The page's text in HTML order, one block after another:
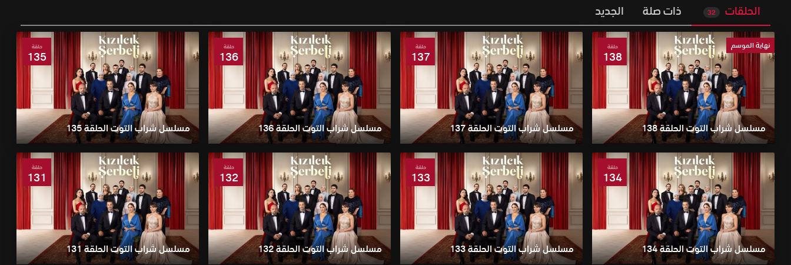
الحلقات 32 ذات صلة الجديد
نهاية الموسم حلقة
138
مسلسل شراب التوت الحلقة 138
حلقة
137
مسلسل شراب التوت الحلقة 137
حلقة
136
مسلسل شراب التوت الحلقة 136
حلقة
135
مسلسل شراب التوت الحلقة 135
حلقة
134
مسلسل شراب التوت الحلقة 134
حلقة
133
مسلسل شراب التوت الحلقة 133
حلقة
132
مسلسل شراب التوت الحلقة 132
حلقة
131
مسلسل شراب التوت الحلقة 131